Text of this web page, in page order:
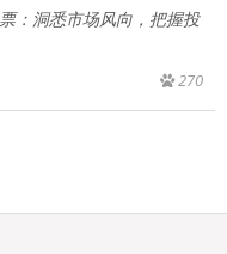
：洞悉市场风向，把握投
270